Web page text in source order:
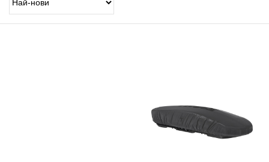
OUTLET